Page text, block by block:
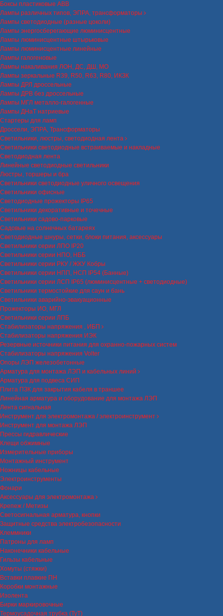
Боксы пластиковые ABB
Лампы различных типов, ЭПРА, трансформаторы
Лампы светодиодные (разные цоколи)
Лампы энергосберегающие люминисцентные
Лампы люминисцентные штырьковые
Лампы люминисцентные линейные
Лампы галогеновые
Лампы накаливания ЛОН, ДС, ДШ, МО
Лампы зеркальные R39, R50, R63, R80, ИКЗК
Лампы ДРЛ дроссельные
Лампы ДРВ без дроссельные
Лампы МГЛ металло-галогенные
Лампы ДНаТ натриевые
Стартеры для ламп
Дроссели, ЭПРА, Трансформаторы
Светильники, люстры, светодиодная лента
Светильники светодиодные встраиваемые и накладные
Светодиодная лента
Линейные светодиодные светильники
Люстры, торшеры и бра
Светильники светодиодные уличного освещения
Светильники офисные
Светодиодные прожекторы IP65
Светильники декоративные и точечные
Светильники садово-парковые
Садовые на солнечных батареях
Светодиодные шнуры, сетки, блоки питания, аксессуары
Светильники серии ЛПО IP20
Светильники серии НПО, НББ
Светильники серии РКУ / ЖКУ Кобры
Светильники серии НПП, НСП IP54 (Банные)
Светильники серии ЛСП IP65 (люминисцентные + светодиодные)
Светильники термостойкие для саун и бань
Светильники аварийно-эвакуационные
Прожекторы ИО, МГЛ
Светильники серии ЛПБ
Стабилизаторы напряжения , ИБП
Стабилизаторы напряжения ИЭК
Резервные источники питания для охранно-пожарных систем
Стабилизаторы напряжения Volter
Опоры ЛЭП железобетонные
Арматура для монтажа ЛЭП и кабельных линий
Арматура для подвеса СИП
Плита ПЗК для закрытия кабеля в траншее
Линейная арматура и оборудование для монтажа ЛЭП
Лента сигнальная
Инструмент для электромонтажа / электроинструмент
Инструмент для монтажа ЛЭП
Прессы гидравлические
Клещи обжимные
Измерительные приборы
Монтажный инструмент
Ножницы кабельные
Электроинструменты
Фонари
Аксессуары для электромонтажа
Крепеж / Метизы
Светосигнальная арматура, кнопки
Защитные средства электробезопасности
Клеммники
Патроны для ламп
Наконечники кабельные
Гильзы кабельные
Хомуты (стяжки)
Вставки плавкие ПН
Коробки монтажные
Изолента
Бирки маркировочные
Термоусадочная трубка (ТуТ)